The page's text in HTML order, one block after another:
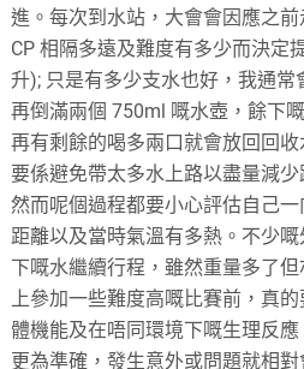
進。每次到水站，大會會因應之
CP相隔多遠及難度有多少而決定
升); 只是有多少支水也好，我通
再倒滿兩個 750ml 嘅水壺，餘下
再有剩餘的喝多兩口就會放回回
要係避免帶太多水上路以盡量減
然而呢個過程都要小心評估自己
距離以及當時氣溫有多熱。不少
下嘅水繼續行程，雖然重量多了
上參加一些難度高嘅比賽前，真
體機能及在唔同環境下嘅生理反
更為準確，發生意外或問題就相對